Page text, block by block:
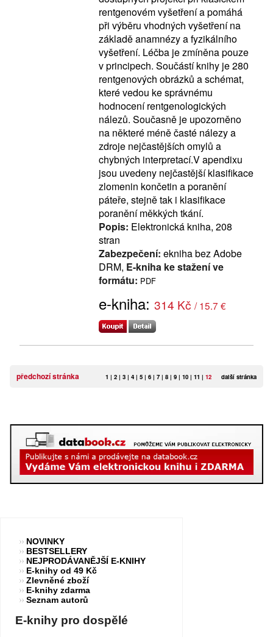
rentgenovém vyšetření a pomáhá
při výběru vhodných vyšetření na
základě anamnézy a fyzikálního
vyšetření. Léčba je zmíněna pouze
v principech. Součástí knihy je 280
rentgenových obrázků a schémat,
které vedou ke správnému
hodnocení rentgenologických
nálezů. Současně je upozorněno
na některé méně časté nálezy a
zdroje nejčastějších omylů a
chybných interpretací.V apendixu
jsou uvedeny nejčastější klasifikace
zlomenin končetin a poranění
páteře, stejně tak i klasifikace
poranění měkkých tkání.
Popis: Elektronická kniha, 208
stran
Zabezpečení: ekniha bez Adobe
DRM, E-kniha ke stažení ve
formátu: PDF
e-kniha: 314 Kč / 15.7 €
další stránka
předchozí stránka 1 | 2 | 3 | 4 | 5 | 6 | 7 | 8 | 9 | 10 | 11 | 12
NOVINKY
BESTSELLERY
NEJPRODÁVANĚJŠÍ E-KNIHY
E-knihy od 49 Kč
Zlevněné zboží
E-knihy zdarma
Seznam autorů
E-knihy pro dospělé